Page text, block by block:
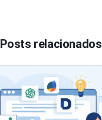
Posts relacionados